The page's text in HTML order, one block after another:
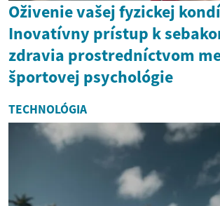
Oživenie vašej fyzickej
Inovatívny prístup k
zdravia prostredníctvom
športovej psychológie
TECHNOLÓGIA